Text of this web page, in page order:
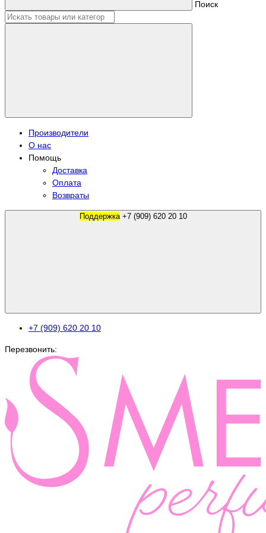
Поиск
Производители
О нас
Помощь
Доставка
Оплата
Возвраты
Поддержка +7 (909) 620 20 10
+7 (909) 620 20 10
Перезвонить: